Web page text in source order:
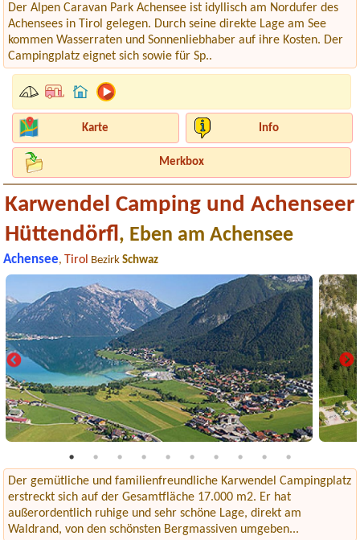
Der Alpen Caravan Park Achensee ist idyllisch am Nordufer des
Achensees in Tirol gelegen. Durch seine direkte Lage am See
kommen Wasserraten und Sonnenliebhaber auf ihre Kosten. Der
Campingplatz eignet sich sowie für Sp..
Karte Info
Merkbox
Karwendel Camping und Achenseer
Hüttendörfl, Eben am Achensee
Achensee, Tirol BezirkSchwaz
Der gemütliche und familienfreundliche Karwendel Campingplatz
erstreckt sich auf der Gesamtfläche 17.000 m2. Er hat
außerordentlich ruhige und sehr schöne Lage, direkt am
Waldrand, von den schönsten Bergmassiven umgeben...